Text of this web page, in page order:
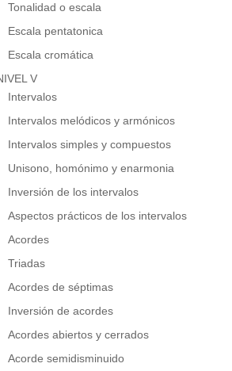
Tonalidad o escala
Escala pentatonica
Escala cromática
V
Intervalos
Intervalos melódicos y armónicos
Intervalos simples y compuestos
Unisono, homónimo y enarmonia
Inversión de los intervalos
Aspectos prácticos de los intervalos
Acordes
Triadas
Acordes de séptimas
Inversión de acordes
Acordes abiertos y cerrados
Acorde semidisminuido